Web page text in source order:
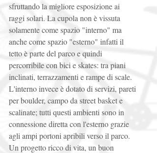
sfruttando la migliore esposizione ai
raggi solari. La cupola non è vissuta
solamente come spazio "interno" ma
anche come spazio "esterno" infatti il
tetto è parte del parco e quindi
percorribile con bici e skates: tra piani
inclinati, terrazzamenti e rampe di scale.
L'interno invece è dotato di servizi, pareti
per boulder, campo da street basket e
scalinate; tutti questi ambienti sono in
connessione diretta con l'esterno grazie
agli ampi portoni apribili verso il parco.
Un progetto ricco di vita, un buon